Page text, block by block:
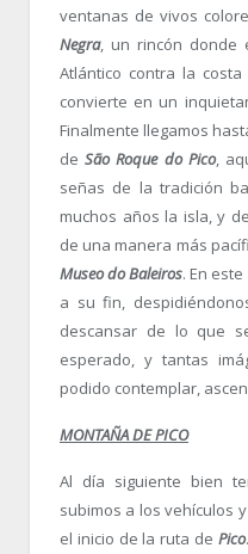
ventanas de vivos
Negra, un rincón donde
Atlántico contra la
convierte en un
Finalmente llegamos
deSão Roque do Pico,
señas de la tradición
muchos años la isla, y
de una manera más
Museo doBaleiros. En
a su fin,
descansar de lo que
esperado, y tantas
podido contemplar,
MONTAÑA DE PICO
Al día siguiente bien
subimos a los vehículos
el inicio de la ruta de Pico